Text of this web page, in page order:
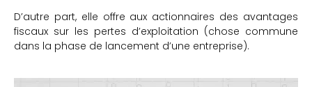
D’autre part, elle offre aux actionnaires des avantages
fiscaux sur les pertes d’exploitation (chose commune
dans la phase de lancement d’une entreprise).